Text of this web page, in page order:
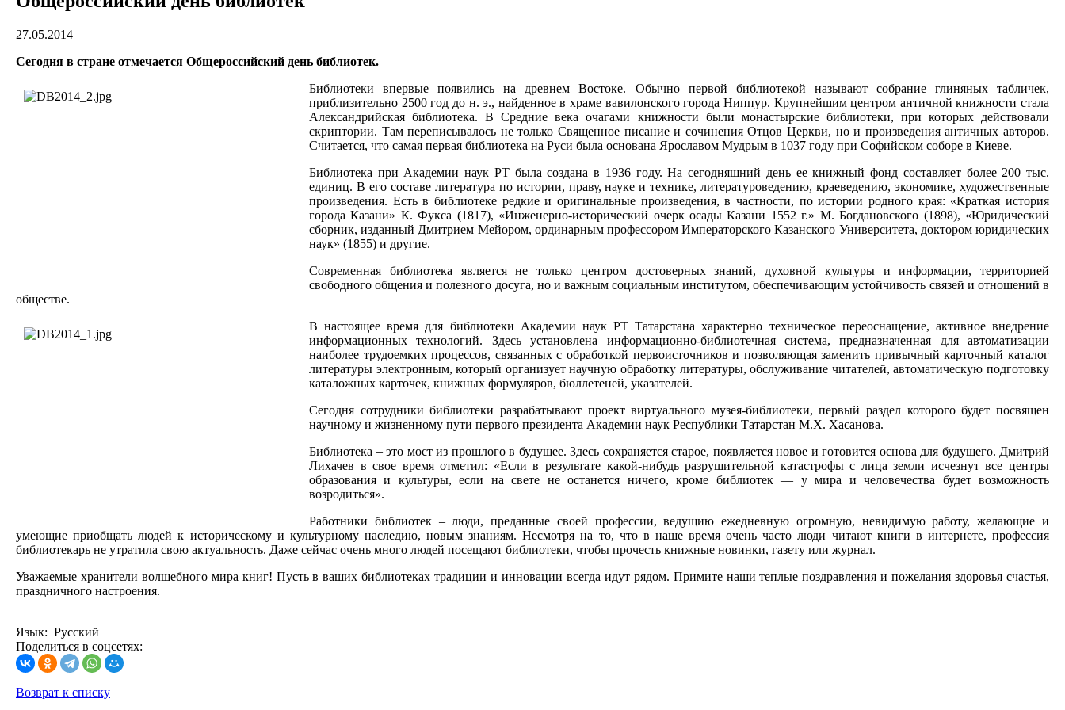
27.05.2014
Сегодня в стране отмечается Общероссийский день библиотек.
Библиотеки впервые появились на древнем Востоке. Обычно первой библиотекой называют собрание глиняных табличек,
приблизительно 2500 год до н. э., найденное в храме вавилонского города Ниппур. Крупнейшим центром античной книжности стала
Александрийская библиотека. В Средние века очагами книжности были монастырские библиотеки, при которых действовали
скриптории. Там переписывалось не только Священное писание и сочинения Отцов Церкви, но и произведения античных авторов.
Считается, что самая первая библиотека на Руси была основана Ярославом Мудрым в 1037 году при Софийском соборе в Киеве.
Библиотека при Академии наук РТ была создана в 1936 году. На сегодняшний день ее книжный фонд составляет более 200 тыс.
единиц. В его составе литература по истории, праву, науке и технике, литературоведению, краеведению, экономике, художественные
произведения. Есть в библиотеке редкие и оригинальные произведения, в частности, по истории родного края: «Краткая история
города Казани» К. Фукса (1817), «Инженерно-исторический очерк осады Казани 1552 г.» М. Богдановского (1898), «Юридический
сборник, изданный Дмитрием Мейором, ординарным профессором Императорского Казанского Университета, доктором юридических
наук» (1855) и другие.
Современная библиотека является не только центром достоверных знаний, духовной культуры и информации, территорией
свободного общения и полезного досуга, но и важным социальным институтом, обеспечивающим устойчивость связей и отношений в
обществе.
В настоящее время для библиотеки Академии наук РТ Татарстана характерно техническое переоснащение, активное внедрение
информационных технологий. Здесь установлена информационно-библиотечная система, предназначенная для автоматизации
наиболее трудоемких процессов, связанных с обработкой первоисточников и позволяющая заменить привычный карточный каталог
литературы электронным, который организует научную обработку литературы, обслуживание читателей, автоматическую подготовку
каталожных карточек, книжных формуляров, бюллетеней, указателей.
Сегодня сотрудники библиотеки разрабатывают проект виртуального музея-библиотеки, первый раздел которого будет посвящен
научному и жизненному пути первого президента Академии наук Республики Татарстан М.Х. Хасанова.
Библиотека – это мост из прошлого в будущее. Здесь сохраняется старое, появляется новое и готовится основа для будущего. Дмитрий
Лихачев в свое время отметил: «Если в результате какой-нибудь разрушительной катастрофы с лица земли исчезнут все центры
образования и культуры, если на свете не останется ничего, кроме библиотек — у мира и человечества будет возможность
возродиться».
Работники библиотек – люди, преданные своей профессии, ведущию ежедневную огромную, невидимую работу, желающие и
умеющие приобщать людей к историческому и культурному наследию, новым знаниям. Несмотря на то, что в наше время очень часто люди читают книги в интернете, профессия
библиотекарь не утратила свою актуальность. Даже сейчас очень много людей посещают библиотеки, чтобы прочесть книжные новинки, газету или журнал.
Уважаемые хранители волшебного мира книг! Пусть в ваших библиотеках традиции и инновации всегда идут рядом. Примите наши теплые поздравления и пожелания здоровья счастья,
праздничного настроения.
Язык: Русский
Поделиться в соцсетях:
Возврат к списку